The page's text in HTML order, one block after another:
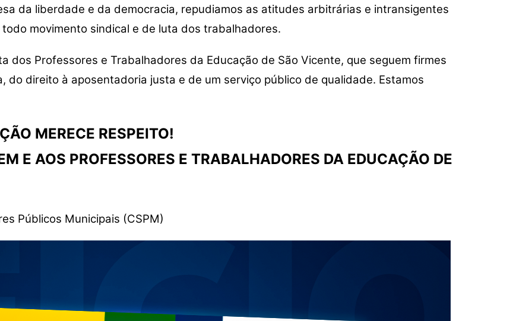
da liberdade e da democracia, repudiamos as atitudes arbitrárias e intransigentes
movimento sindical e de luta dos trabalhadores.
dos Professores e Trabalhadores da Educação de São Vicente, que seguem firmes
do direito à aposentadoria justa e de um serviço público de qualidade. Estamos
MERECE RESPEITO!
E AOS PROFESSORES E TRABALHADORES DA EDUCAÇÃO DE
Públicos Municipais (CSPM)